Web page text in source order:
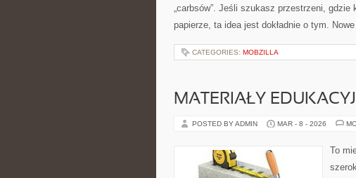
„carbsów”. Jeśli szukasz przestrzeni,
papierze, ta idea jest dokładnie o tym.
CATEGORIES: MOBZILLA
MATERIAŁY
POSTED BY ADMIN MAR - 8 - 2026
To